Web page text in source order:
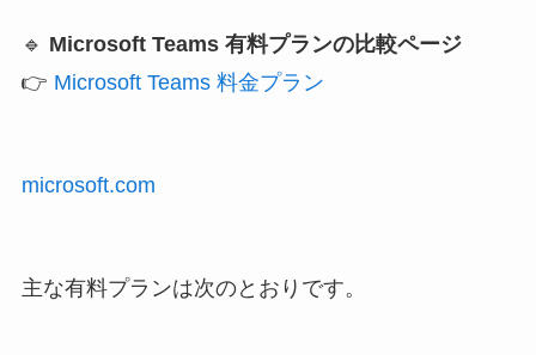
🔹 Microsoft Teams 有料プランの比較ページ
👉 Microsoft Teams 料金プラン
microsoft.com
主な有料プランは次のとおりです。